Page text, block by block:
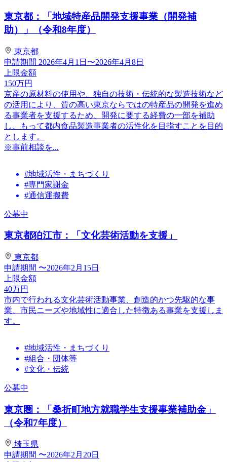
東京都：「地域特産品開発支援事業（開発補
助）」（令和8年度）
東京都
申請期間 2026年4月1日〜2026年4月8日
上限金額
150万円
京産の原材料の使用や、独自の技術・伝統的な製造技術など
の活用により、質の高い東京ならではの特産品の開発を進め
る事業者を支援するため、開発に要する経費の一部を補助
し、もって都内食品製造事業者の活性化を目指すことを目的
とします。
※事前相談を...
#地域活性・まちづくり
#専門家謝金
#通信運搬費
公募中
東京都狛江市：「文化芸術活動を支援」
東京都
申請期間 〜2026年2月15日
上限金額
40万円
市内で行われる文化芸術活動事業、創造的かつ先駆的な事
業、市民ニーズや地域性に適合した特徴ある事業を支援しま
す。
#地域活性・まちづくり
#組合・団体等
#文化・伝統
公募中
東京圏：「桑折町地方就職学生支援事業補助金」
（令和7年度）
埼玉県
申請期間 〜2026年2月20日